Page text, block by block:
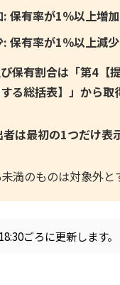
: 保有率が1％以上増
: 保有率が1％以上減
保有割合は「第4【
る総括表】」から取
者は最初の1つだけ表
満のものは対象外と
ごろに更新します。